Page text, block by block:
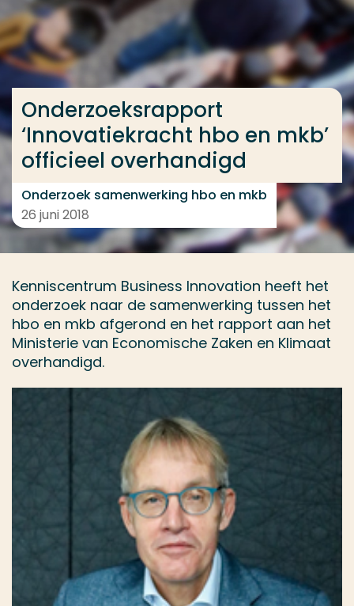
Ga direct naar de content
... > Onderzoeksrapport ‘Innovatiekracht hbo en
Onderzoeksrapport
‘Innovatiekracht hbo en mkb’
officieel overhandigd
Onderzoek samenwerking hbo en mkb
26 juni 2018
Kenniscentrum Business Innovation heeft het
onderzoek naar de samenwerking tussen het
hbo en mkb afgerond en het rapport aan het
Ministerie van Economische Zaken en Klimaat
overhandigd.
Veel gezocht
Opleiding
Contact